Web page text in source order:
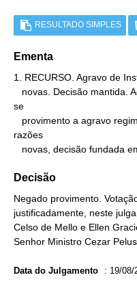
RESULTADO SIMPLES
Ementa
1. RECURSO. Agravo de
se
razões
novas, decisão fundada
Decisão
Negado provimento.
justificadamente, neste
Celso de Mello e Ellen
Senhor Ministro Cezar
Data do Julgamento : 19/08/